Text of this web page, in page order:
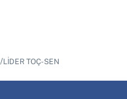
/LİDER TOÇ-SEN